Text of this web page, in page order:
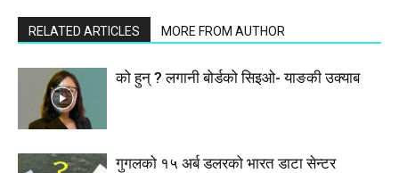
RELATED ARTICLES MORE FROM AUTHOR
को हुन् ? लगानी बोर्डको सिइओ- याङकी उक्याब
गुगलको १५ अर्ब डलरको भारत डाटा सेन्टर